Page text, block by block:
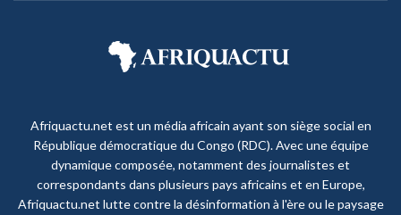
Afriquactu.net est un média africain ayant son siège social en
République démocratique du Congo (RDC). Avec une équipe
dynamique composée, notamment des journalistes et
correspondants dans plusieurs pays africains et en Europe,
Afriquactu.net lutte contre la désinformation à l'ère ou le paysage